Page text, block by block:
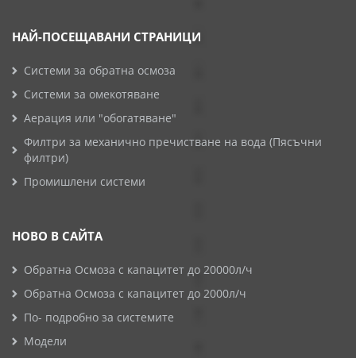
НАЙ-ПОСЕЩАВАНИ СТРАНИЦИ
Системи за обратна осмоза
Системи за омекотяване
Аерация или "обогатяване"
Филтри за механично пречистване на вода (Пясъчни
филтри)
Промишлени системи
НОВО В САЙТА
Обратна Осмоза с капацитет до 20000л/ч
Обратна Осмоза с капацитет до 2000л/ч
По- подробно за системите
Модели